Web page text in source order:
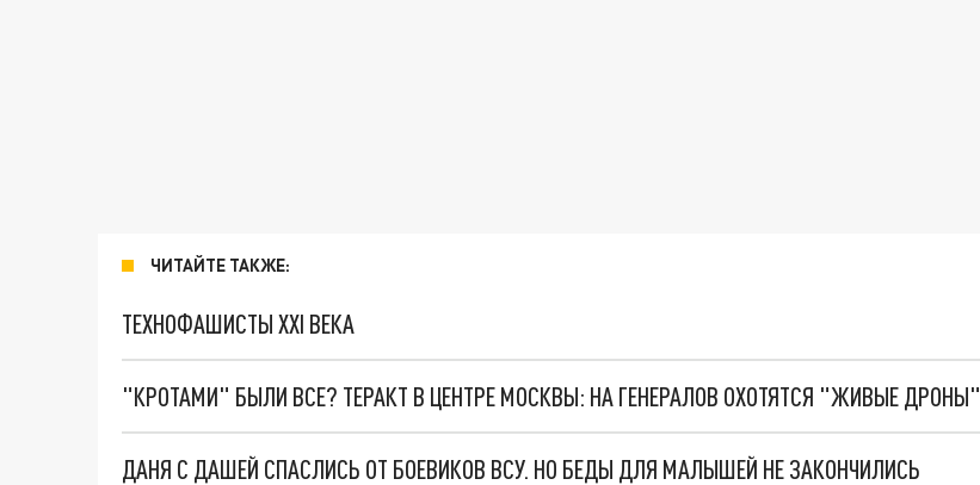
ЧИТАЙТЕ ТАКЖЕ:
ТЕХНОФАШИСТЫ XXI ВЕКА
"КРОТАМИ" БЫЛИ ВСЕ? ТЕРАКТ В ЦЕНТРЕ МОСКВЫ: НА ГЕНЕРАЛОВ ОХОТЯТСЯ "ЖИВЫЕ ДРОНЫ"
ДАНЯ С ДАШЕЙ СПАСЛИСЬ ОТ БОЕВИКОВ ВСУ. НО БЕДЫ ДЛЯ МАЛЫШЕЙ НЕ ЗАКОНЧИЛИСЬ